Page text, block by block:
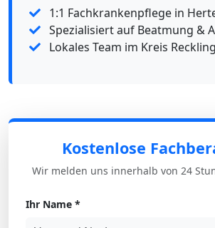
1:1 Fachkrankenpflege in
Spezialisiert auf Beatmung &
Lokales Team im Kreis
Kostenlose
Wir melden uns innerhalb von 24
Ihr Name *